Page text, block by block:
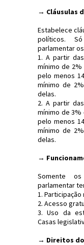
→ Cláusulas
Estabelece
políticos.
parlamentar
1. A partir
mínimo de
pelo menos
mínimo de
delas.
2. A partir
mínimo de
pelo menos
mínimo de
delas.
→
Somente
parlamentar
1.
2. Acesso
3. Uso da
Casas
→ Direitos